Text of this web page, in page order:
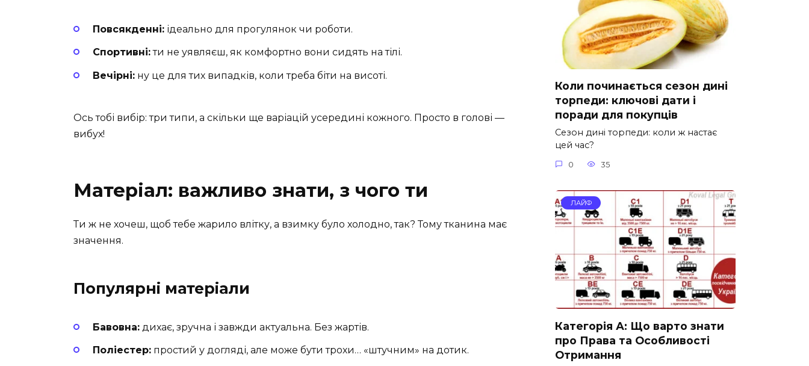
Повсякденні: ідеально для прогулянок чи роботи.
Спортивні:ти не уявляєш, як комфортно вони сидять на тілі.
Вечірні: ну це для тих випадків, коли треба біти на висоті.
Ось тобі вибір: три типи, а скільки ще варіацій усередині кожного. Просто в голові —
вибух!
Матеріал: важливо знати, з чого ти
Ти ж не хочеш, щоб тебе жарило влітку, а взимку було холодно, так? Тому тканина має
значення.
Популярні матеріали
Бавовна: дихає, зручна і завжди актуальна. Без жартів.
Поліестер: простий у догляді, але може бути трохи… «штучним» на дотик.
Коли починається сезон дині
торпеди: ключові дати і
поради для покупців
Сезон дині торпеди: коли ж настає
цей час?
0 35
ЛАЙФ
Категорія А: Що варто знати
про Права та Особливості
Отримання